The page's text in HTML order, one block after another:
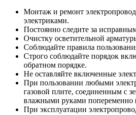
Монтаж и ремонт
электриками.
Постоянно следите за
Очистку осветительной
Соблюдайте правила
Строго соблюдайте порядок
обратном порядке.
Не оставляйте включенные
При пользовании любыми
газовой плите, соединенным с
влажными руками попеременно
При эксплуатации